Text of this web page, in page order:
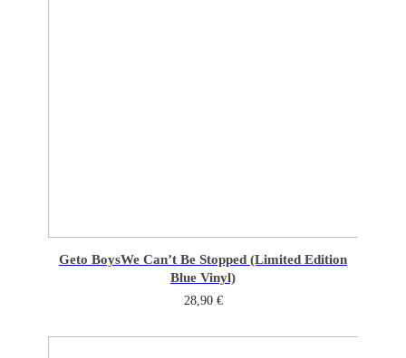
Geto BoysWe Can’t Be Stopped (Limited Edition
Blue Vinyl)
28,90 €